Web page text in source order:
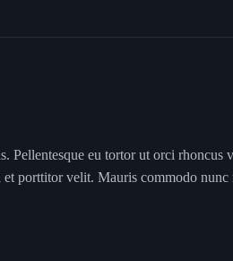
Pellentesque eu tortor ut orci
porttitor velit. Mauris commodo